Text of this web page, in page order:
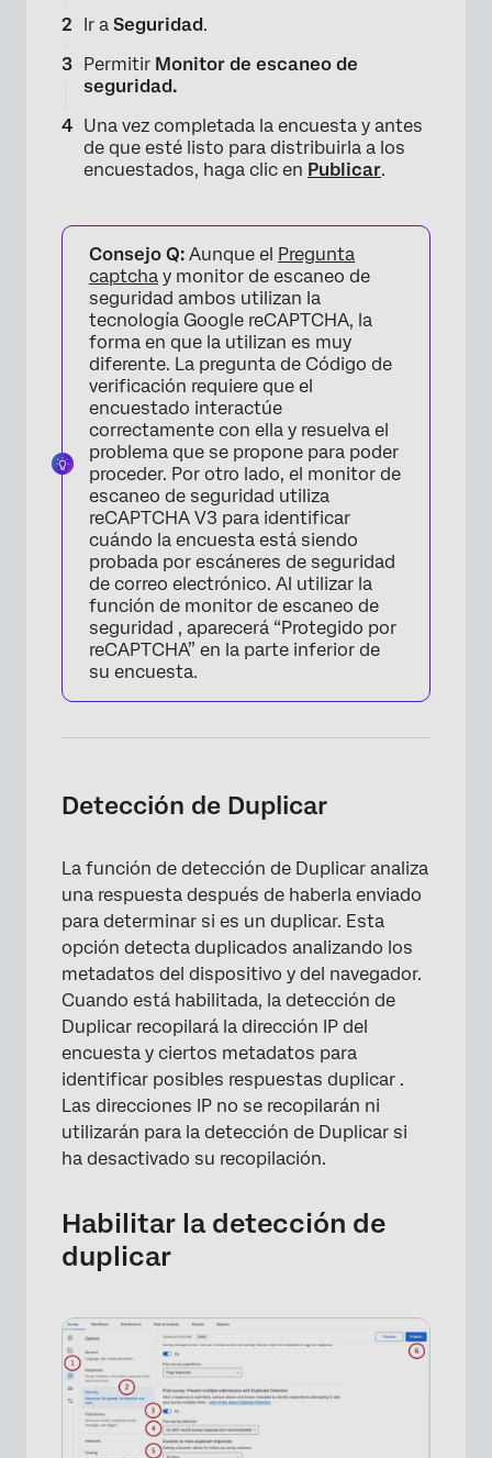
×
Ir a Seguridad.
Permitir Monitor de escaneo de
seguridad.
Una vez completada la encuesta y antes
de que esté listo para distribuirla a los
encuestados, haga clic en Publicar.
Consejo Q: Aunque el Pregunta
captcha y monitor de escaneo de
seguridad ambos utilizan la
tecnología Google reCAPTCHA, la
forma en que la utilizan es muy
diferente. La pregunta de Código de
verificación requiere que el
encuestado interactúe
correctamente con ella y resuelva el
problema que se propone para poder
proceder. Por otro lado, el monitor de
escaneo de seguridad utiliza
reCAPTCHA V3 para identificar
cuándo la encuesta está siendo
probada por escáneres de seguridad
de correo electrónico. Al utilizar la
función de monitor de escaneo de
seguridad , aparecerá “Protegido por
reCAPTCHA” en la parte inferior de
su encuesta.
Detección de Duplicar
La función de detección de Duplicar analiza
una respuesta después de haberla enviado
para determinar si es un duplicar. Esta
opción detecta duplicados analizando los
metadatos del dispositivo y del navegador.
Cuando está habilitada, la detección de
Duplicar recopilará la dirección IP del
encuesta y ciertos metadatos para
identificar posibles respuestas duplicar .
Las direcciones IP no se recopilarán ni
utilizarán para la detección de Duplicar si
ha desactivado su recopilación.
Habilitar la detección de
duplicar